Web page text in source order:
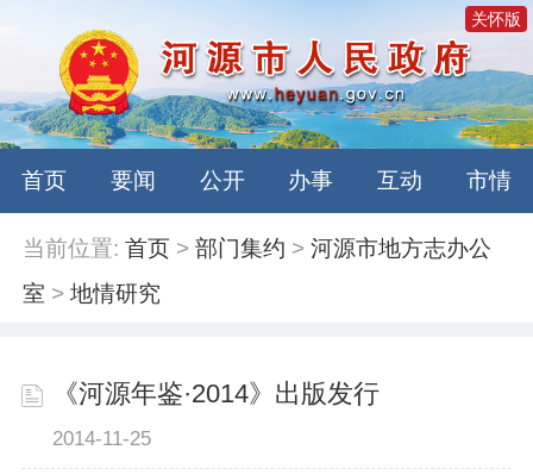
关怀版
首页 要闻 公开 办事 互动 市情
当前位置: 首页 >部门集约 >河源市地方志办公
室 >地情研究
《河源年鉴·2014》出版发行
2014-11-25